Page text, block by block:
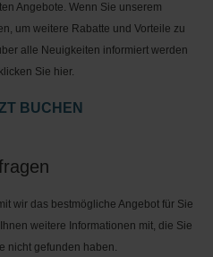
Angebote. Wenn Sie unserem
um weitere Rabatte und Vorteile zu
alle Neuigkeiten informiert werden
Sie hier.
BUCHEN
wir das bestmögliche Angebot für Sie
weitere Informationen mit, die Sie
nicht gefunden haben.